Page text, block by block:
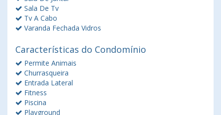
Sala De Tv
Tv A Cabo
Varanda Fechada Vidros
Características do Condomínio
Permite Animais
Churrasqueira
Entrada Lateral
Fitness
Piscina
Playground